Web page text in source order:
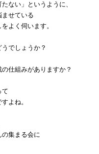
たない」というように、
せている
よく伺います。
でしょうか？
仕組みがありますか？
て
よね。
集まる会に